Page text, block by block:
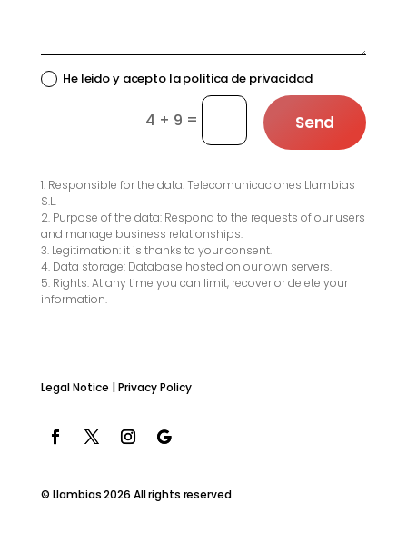
He leido y acepto la politica de privacidad
4 + 9 = Send
1. Responsible for the data: Telecomunicaciones Llambias
S.L.
2. Purpose of the data: Respond to the requests of our users
and manage business relationships.
3. Legitimation: it is thanks to your consent.
4. Data storage: Database hosted on our own servers.
5. Rights: At any time you can limit, recover or delete your
information.
Legal Notice |Privacy Policy
© Llambias 2026 All rights reserved